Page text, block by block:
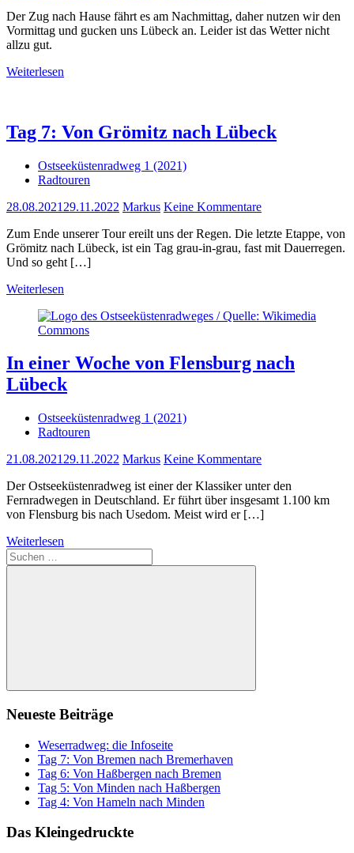
Der Zug nach Hause fährt es am Nachmittag, daher nutzen wir den
Vormittag und gucken uns Lübeck an. Leider ist das Wetter nicht
allzu gut.
Weiterlesen
Tag 7: Von Grömitz nach Lübeck
Ostseeküstenradweg 1 (2021)
Radtouren
28.08.2021 29.11.2022 Markus Keine Kommentare
Zum Ende unserer Tour ereilt uns der Regen. Die letzte Etappe, von
Grömitz nach Lübeck, ist ein Tag grau-in-grau, fast mit Dauerregen.
Und so geht […]
Weiterlesen
In einer Woche von Flensburg nach
Lübeck
Ostseeküstenradweg 1 (2021)
Radtouren
21.08.2021 29.11.2022 Markus Keine Kommentare
Der Ostseeküstenradweg ist einer der Klassiker unter den
Fernradwegen in Deutschland. Er führt über insgesamt 1.100 km
von Flensburg bis nach Usedom. Meist wird er […]
Weiterlesen
Suchen
nach:
Suchen
Neueste Beiträge
Weserradweg: die Infoseite
Tag 7: Von Bremen nach Bremerhaven
Tag 6: Von Haßbergen nach Bremen
Tag 5: Von Minden nach Haßbergen
Tag 4: Von Hameln nach Minden
Das Kleingedruckte